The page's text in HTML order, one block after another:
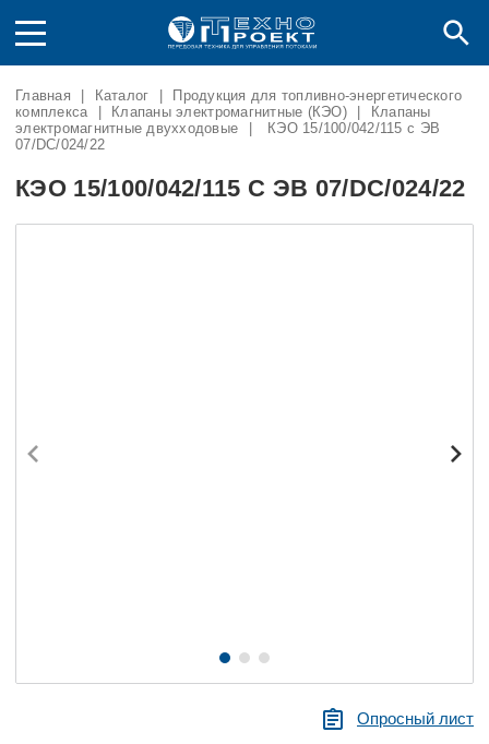
Главная Каталог
Продукция для топливно-энергетического
комплекса
Клапаны электромагнитные (КЭО)
Клапаны
электромагнитные двухходовые
КЭО 15/100/042/115 с ЭВ
07/DC/024/22
КЭО 15/100/042/115 С ЭВ 07/DC/024/22
Опросный лист